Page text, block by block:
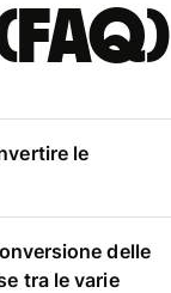
le
delle
tra le varie